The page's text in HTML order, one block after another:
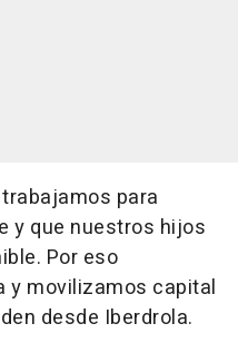
para
y que nuestros hijos
Por eso
y movilizamos capital
desde Iberdrola.